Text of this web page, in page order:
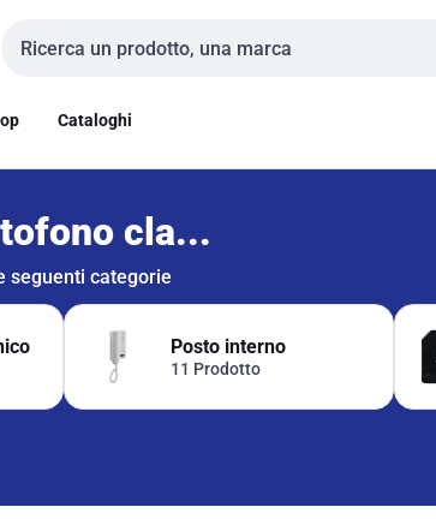
Cerca input
Cataloghi
cla...
seguenti categorie
Posto interno
11 Prodotto